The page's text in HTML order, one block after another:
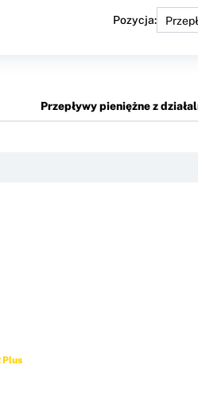
Pozycja:
Przepływy pieniężne z
Plus